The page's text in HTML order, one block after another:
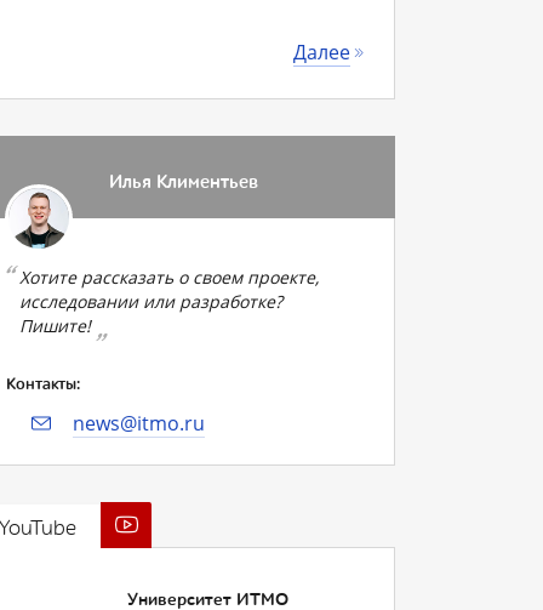
Далее
Илья Климентьев
Хотите рассказать о своем проекте,
исследовании или разработке?
Пишите!
Контакты:
news@itmo.ru
Университет ИТМО